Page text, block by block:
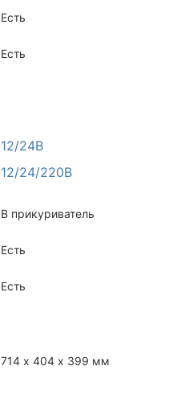
Есть
Есть
12/24В
12/24/220В
В прикуриватель
Есть
Есть
714 х 404 х 399 мм